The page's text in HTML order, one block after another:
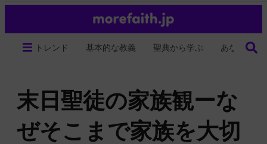
トレンド 基本的な教義 聖典から学ぶ あなたの生
末日聖徒の家族観ーな
ぜそこまで家族を大切